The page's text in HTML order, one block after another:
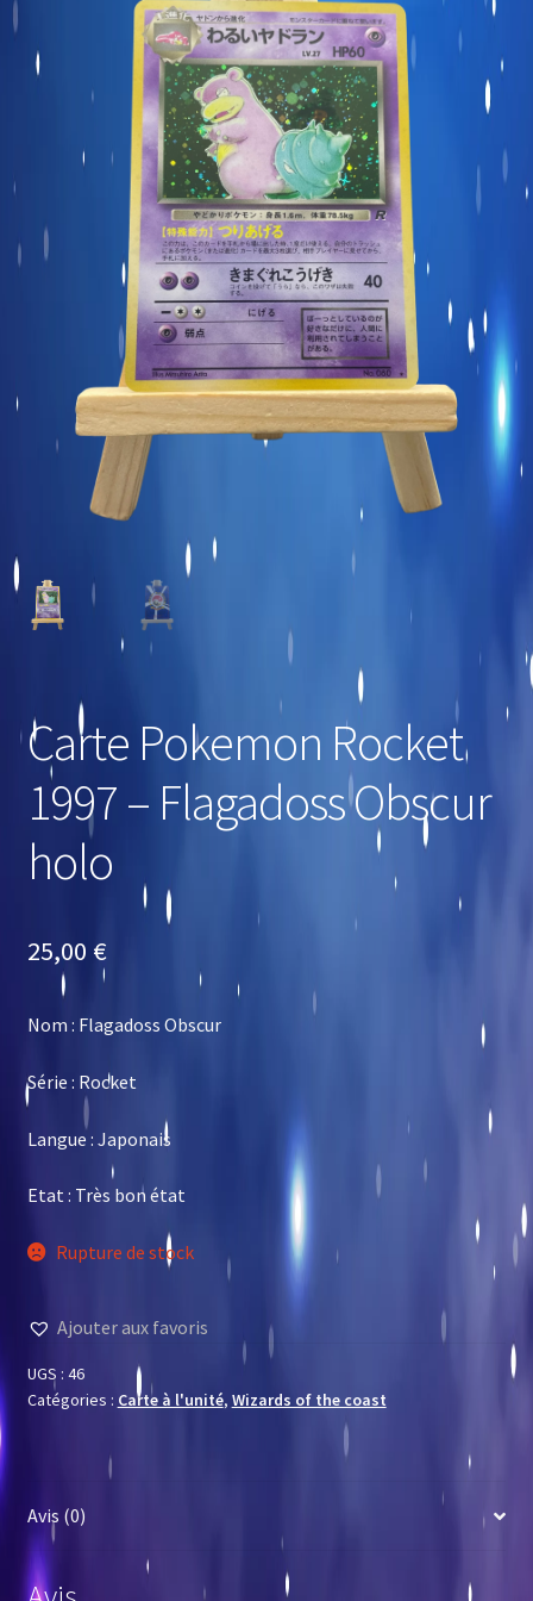
Carte commune
Display et produits scellés
Goodies et autres
Sleeve à l’unité
Précommandes
Carte Pokemon Rocket
1997 – Flagadoss Obscur
holo
25,00 €
Nom : Flagadoss Obscur
Série : Rocket
Langue : Japonais
Etat : Très bon état
Rupture de stock
Ajouter aux favoris
UGS : 46
Catégories : Carte à l'unité, Wizards of the coast
Avis (0)